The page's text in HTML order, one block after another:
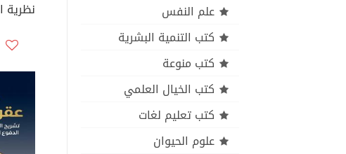
علم النفس
كتب التنمية البشرية
كتب منوعة
كتب الخيال العلمي
كتب تعليم لغات
علوم الحيوان